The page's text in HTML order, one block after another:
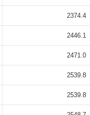
2374.4
2446.1
2471.0
2539.8
2539.8